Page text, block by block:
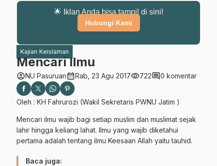
🌟 Iklan Anda bisa tampil di sini!
Hubungi Kami
Kajian Keislaman
Mencari Ilmu
account_circleNU Pasuruancalendar_monthRab, 23 Agu 2017visibility722comment0 komentar
Oleh : KH Fahrurozi (Wakil Sekretaris PWNU Jatim )
Mencari ilmu wajib bagi setiap muslim dan muslimat sejak
lahir hingga keliang lahat. Ilmu yang wajib diketahui
pertama adalah tentang ilmu Keesaan Allah yaitu tauhid.
Baca juga: